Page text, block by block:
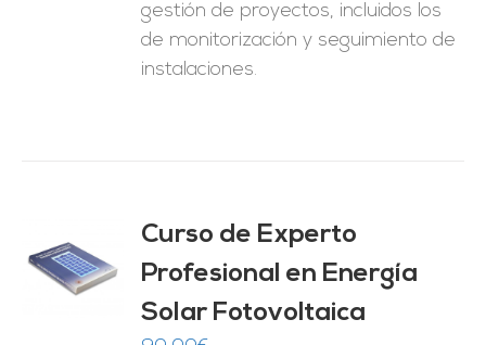
gestión de proyectos, incluidos los
de monitorización y seguimiento de
instalaciones.
Curso de Experto
Profesional en Energía
Solar Fotovoltaica